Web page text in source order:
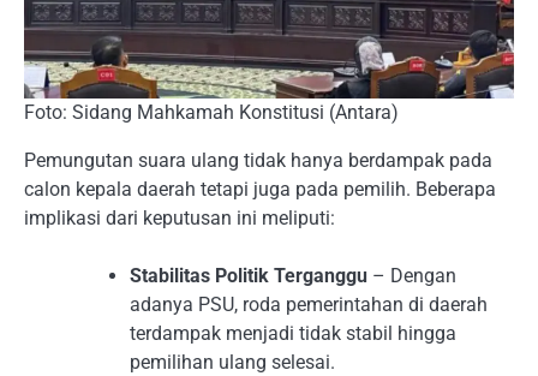
Foto: Sidang Mahkamah Konstitusi (Antara)
Pemungutan suara ulang tidak hanya berdampak pada
calon kepala daerah tetapi juga pada pemilih. Beberapa
implikasi dari keputusan ini meliputi:
Stabilitas Politik Terganggu – Dengan
adanya PSU, roda pemerintahan di daerah
terdampak menjadi tidak stabil hingga
pemilihan ulang selesai.